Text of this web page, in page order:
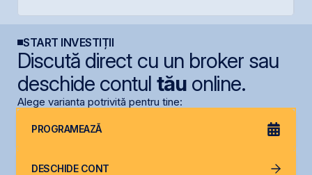
START INVESTIȚII
Discută direct cu un broker sau
deschide contul tăuonline.
Alege varianta potrivită pentru tine:
PROGRAMEAZĂ
DESCHIDE CONT